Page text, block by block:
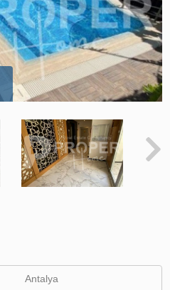
Antalya